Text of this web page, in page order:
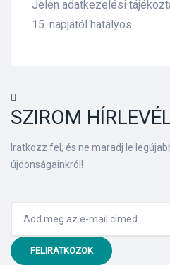
Jelen adatkezelési
15. napjától hatályos.
SZIROM
Iratkozz fel, és ne maradj le
újdonságainkról!
FELIRATKOZOK